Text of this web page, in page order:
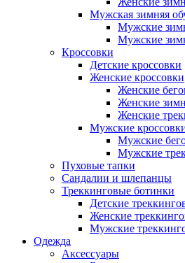
Мужская зимняя
Мужские
Мужские
Кроссовки
Детские кроссовки
Женские кроссовки
Женские
Женские
Женские
Мужские
Мужские
Мужские
Пуховые тапки
Сандалии и шлепанцы
Треккинговые ботинки
Детские
Женские
Мужские
Одежда
Аксессуары